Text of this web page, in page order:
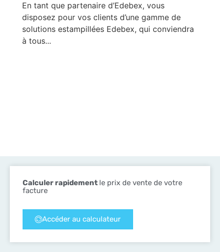
En tant que partenaire d’Edebex, vous
disposez pour vos clients d’une gamme de
solutions estampillées Edebex, qui conviendra
à tous...
Calculer rapidement le prix de vente de votre
facture
Accéder au calculateur